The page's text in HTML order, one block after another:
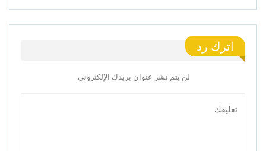
اترك رد
لن يتم نشر عنوان بريدك الإلكتروني.